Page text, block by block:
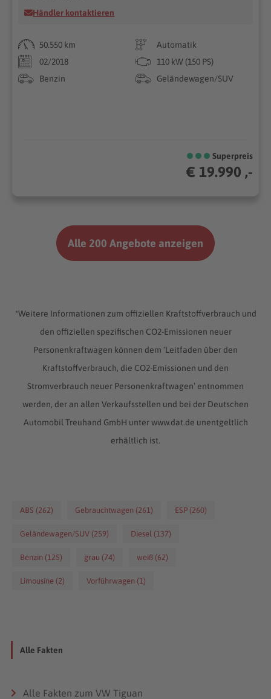
Händler kontaktieren
50.550 km
Automatik
02/2018
110 kW (150 PS)
Benzin
Geländewagen/SUV
Superpreis
€ 19.990 ,-
Alle 200 Angebote anzeigen
*Weitere Informationen zum offiziellen Kraftstoffverbrauch und
den offiziellen spezifischen CO2-Emissionen neuer
Personenkraftwagen können dem ‘Leitfaden über den
Kraftstoffverbrauch, die CO2-Emissionen und den
Stromverbrauch neuer Personenkraftwagen’ entnommen
werden, der an allen Verkaufsstellen und bei der Deutschen
Automobil Treuhand GmbH unter www.dat.de unentgeltlich
erhältlich ist.
ABS (262) Gebrauchtwagen (261) ESP (260)
Geländewagen/SUV (259) Diesel (137)
Benzin (125) grau (74) weiß (62)
Limousine (2) Vorführwagen (1)
Alle Fakten
Alle Fakten zum VW Tiguan